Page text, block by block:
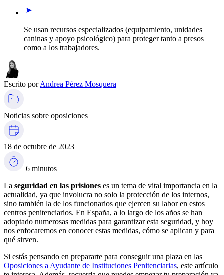
Se usan recursos especializados (equipamiento, unidades
caninas y apoyo psicológico) para proteger tanto a presos
como a los trabajadores.
Escrito porAndrea Pérez Mosquera
Noticias sobre oposiciones
18 de octubre de 2023
6 minutos
La seguridad en las prisiones es un tema de vital importancia en la
actualidad, ya que involucra no solo la protección de los internos,
sino también la de los funcionarios que ejercen su labor en estos
centros penitenciarios. En España, a lo largo de los años se han
adoptado numerosas medidas para garantizar esta seguridad, y hoy
nos enfocaremos en conocer estas medidas, cómo se aplican y para
qué sirven.
Si estás pensando en prepararte para conseguir una plaza en las
Oposiciones a Ayudante de Instituciones Penitenciarias, este artículo